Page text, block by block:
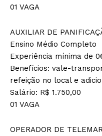
01 VAGA
AUXILIAR DE
Ensino Médio Completo
Experiência mínima de
Benefícios: vale-
refeição no local e
Salário: R$ 1.750,00
01 VAGA
OPERADOR DE